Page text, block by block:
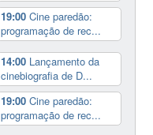
19:00Cine paredão:
programação de rec...
14:00 Lançamento da
cinebiografia de D...
19:00Cine paredão:
programação de rec...